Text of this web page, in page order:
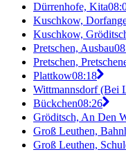
Dürrenhofe, Kita
Kuschkow,
Kuschkow,
Pretschen, Ausbau
Pretschen,
Plattkow08:18
Wittmannsdorf (Bei
Bückchen08:26
Gröditsch, An Den
Groß Leuthen,
Groß Leuthen,